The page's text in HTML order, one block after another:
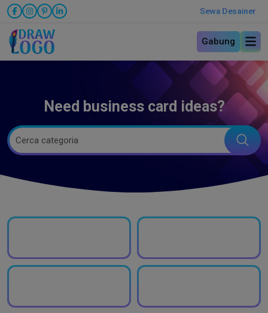
Sewa Desainer
Gabung
Need business card ideas?